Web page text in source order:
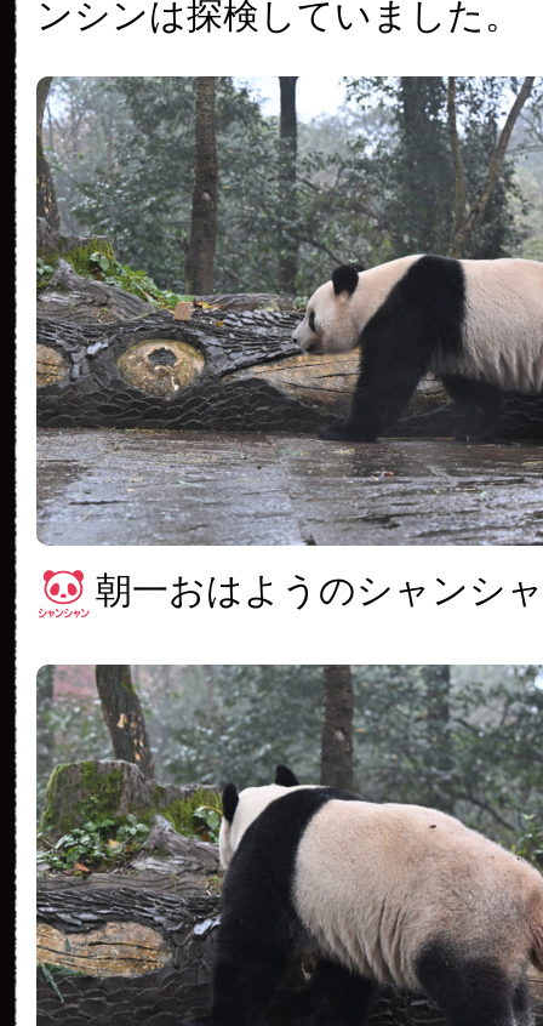
ンシンは探検していました。
朝一おはようのシャンシ